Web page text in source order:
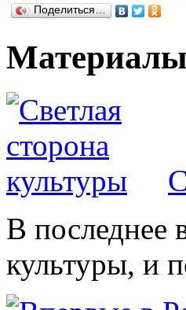
Поделиться…
В последнее
культуры, и